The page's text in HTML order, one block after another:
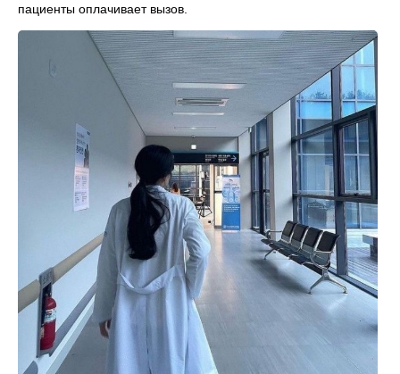
пациенты оплачивает вызов.